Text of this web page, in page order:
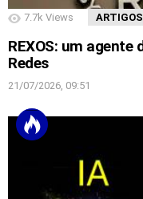
7.7k Views ARTIGOS
REXOS: um agente
Redes
21/07/2026, 09:51